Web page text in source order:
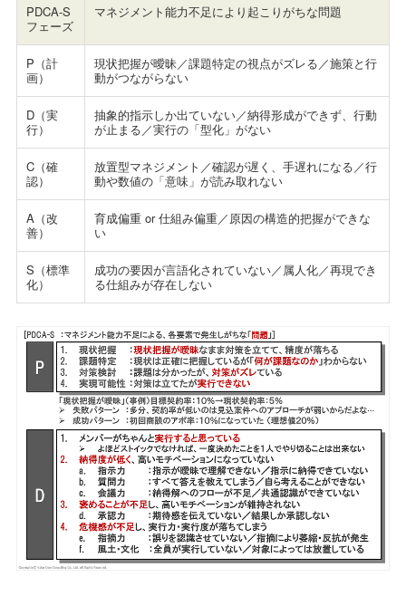
PDCA-S
フェーズ
マネジメント能力不足により起こりがちな問題
P（計
画）
現状把握が曖昧／課題特定の視点がズレる／施策と行
動がつながらない
D（実
行）
抽象的指示しか出ていない／納得形成ができず、行動
が止まる／実行の「型化」がない
C（確
認）
放置型マネジメント／確認が遅く、手遅れになる／行
動や数値の「意味」が読み取れない
A（改
善）
育成偏重 or 仕組み偏重／原因の構造的把握ができな
い
S（標準
化）
成功の要因が言語化されていない／属人化／再現でき
る仕組みが存在しない